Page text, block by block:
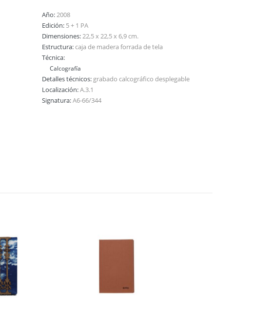
Año:2008
Edición: 5 + 1 PA
Dimensiones:22,5 x 22,5 x 6,9 cm.
Estructura:caja de madera forrada de tela
Técnica:
Calcografía
Detalles técnicos: grabado calcográfico desplegable
Localización:A.3.1
Signatura:A6-66/344